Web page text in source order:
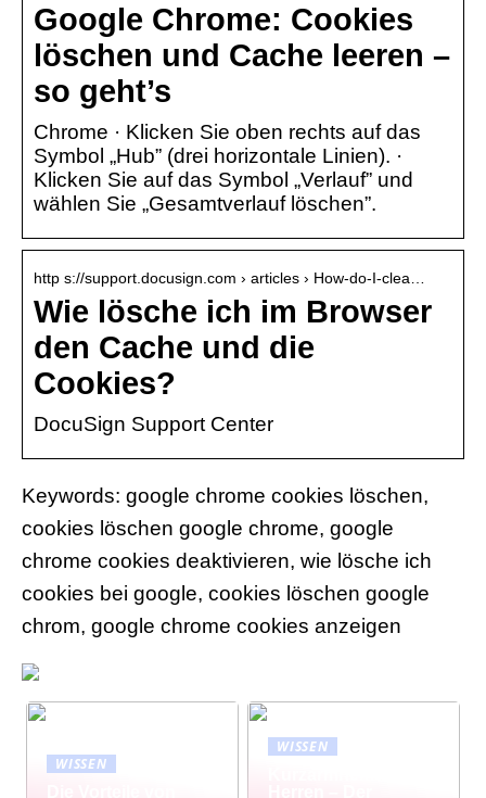
Google Chrome: Cookies
löschen und Cache leeren –
so geht’s
Chrome · Klicken Sie oben rechts auf das
Symbol „Hub” (drei horizontale Linien). ·
Klicken Sie auf das Symbol „Verlauf” und
wählen Sie „Gesamtverlauf löschen”.
http s://support.docusign.com › articles › How-do-I-clea…
Wie lösche ich im Browser
den Cache und die
Cookies?
DocuSign Support Center
Keywords: google chrome cookies löschen,
cookies löschen google chrome, google
chrome cookies deaktivieren, wie lösche ich
cookies bei google, cookies löschen google
chrom, google chrome cookies anzeigen
WISSEN
WISSEN